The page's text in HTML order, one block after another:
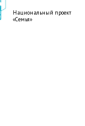
Национальный проект
«Семья»